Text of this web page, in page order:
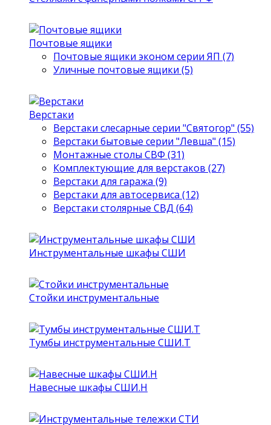
Почтовые ящики
Почтовые ящики эконом серии ЯП (7)
Уличные почтовые ящики (5)
Верстаки
Верстаки слесарные серии "Святогор" (55)
Верстаки бытовые серии "Левша" (15)
Монтажные столы СВФ (31)
Комплектующие для верстаков (27)
Верстаки для гаража (9)
Верстаки для автосервиса (12)
Верстаки столярные СВД (64)
Инструментальные шкафы СШИ
Стойки инструментальные
Тумбы инструментальные СШИ.Т
Навесные шкафы СШИ.Н